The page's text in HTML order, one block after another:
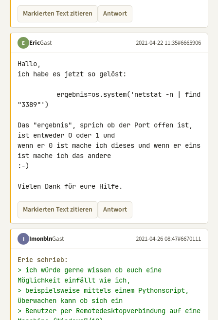
Markierten Text zitieren Antwort
E EricGast 2021-04-22 11:35#6665906
Hallo,
ich habe es jetzt so gelöst:
"3389"')
Das "ergebnis", sprich ob der Port offen ist,
ist entweder 0 oder 1 und
wenn er 0 ist mache ich dieses und wenn er eins
ist mache ich das andere
:-)
Vielen Dank für eure Hilfe.
Markierten Text zitieren Antwort
I ImonblnGast 2021-04-26 08:47#6670111
Eric schrieb:
> ich würde gerne wissen ob euch eine
Möglichkeit einfällt wie ich,
> beispielsweise mittels einem Pythonscript,
überwachen kann ob sich ein
> Benutzer per Remotedesktopverbindung auf eine